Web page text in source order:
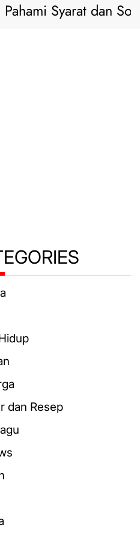
Syarat dan
dan Resep